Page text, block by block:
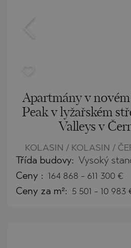
Apartmány v
Peak v lyžařském
Valleys v
KOLASIN / KOLASIN /
Třída budovy: Vysoký
Ceny : 164 868 - 611 300 €
Ceny za m²: 5 501 - 10 983